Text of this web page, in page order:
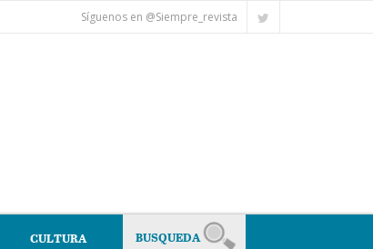
Síguenos en @Siempre_revista
CULTURA